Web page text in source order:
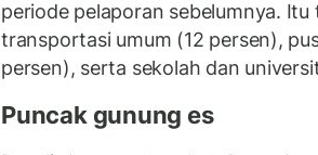
periode pelaporan sebelumnya.
transportasi umum (12 persen),
persen), serta sekolah dan
Puncak gunung es